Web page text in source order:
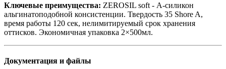
Ключевые преимущества: ZEROSIL soft - А-силикон
альгинатоподобной консистенции. Твердость 35 Shore A,
время работы 120 сек, нелимитируемый срок хранения
оттисков. Экономичная упаковка 2×500мл.
Документация и файлы